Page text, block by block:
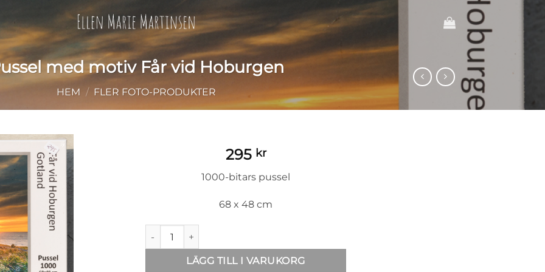
med motiv Får vid Hoburgen
HEM / FLER FOTO-PRODUKTER
295 kr
1000-bitars pussel
68 x 48 cm
Pussel med motiv Får vid Hoburgen mängd
LÄGG TILL I VARUKORG